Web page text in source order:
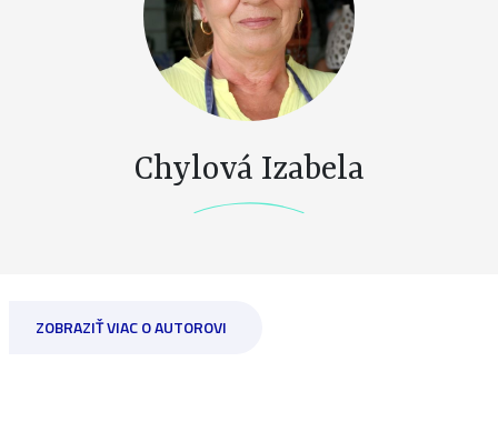
Chylová Izabela
ZOBRAZIŤ VIAC O AUTOROVI